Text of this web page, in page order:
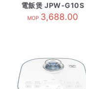
電飯煲 JPW-G10S
MOP 3,688.00